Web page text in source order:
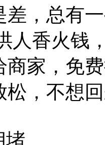
差，总有
人香火钱
商家，免
松，不想
堵